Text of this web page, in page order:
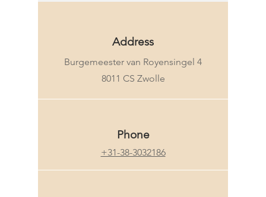
Address
Burgemeester van Royensingel 4
8011 CS Zwolle
Phone
+31-38-3032186